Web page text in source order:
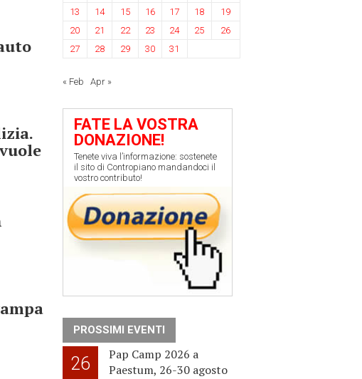
13
14 15 16 17 18
19
20
21 22 23 24 25
26
27
28 29 30 31
« Feb Apr »
FATE LA VOSTRA
DONAZIONE!
Tenete viva l’informazione: sostenete
il sito di Contropiano mandandoci il
vostro contributo!
PROSSIMI EVENTI
26
Pap Camp 2026 a
Paestum, 26-30 agosto